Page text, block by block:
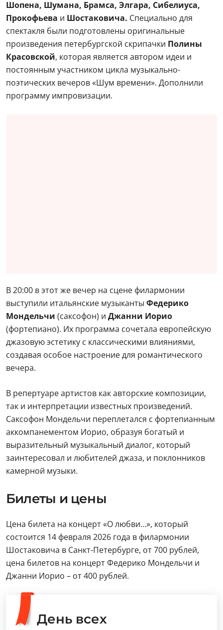
Шопена, Шумана, Брамса, Элгара, Сибелиуса,
Прокофьева и Шостаковича. Специально для
спектакля были подготовлены оригинальные
произведения петербургской скрипачки Полины
Красовской, которая является автором идеи и
постоянным участником цикла музыкально-
поэтических вечеров «Шум времени». Дополнили
программу импровизации.
В 20:00 в этот же вечер на сцене филармонии
выступили итальянские музыканты Федерико
Мондельчи (саксофон) и Джанни Иорио
(фортепиано). Их программа сочетала европейскую
джазовую эстетику с классическими влияниями,
создавая особое настроение для романтического
вечера.
В репертуаре артистов как авторские композиции,
так и интерпретации известных произведений.
Саксофон Мондельчи переплетался с фортепианным
аккомпанементом Иорио, образуя богатый и
выразительный музыкальный диалог, который
заинтересовал и любителей джаза, и поклонников
камерной музыки.
Билеты и цены
Цена билета на концерт «О любви…», который
состоится 14 февраля 2026 года в филармонии
Шостаковича в Санкт-Петербурге, от 700 рублей,
цена билетов на концерт Федерико Мондельчи и
Джанни Иорио – от 400 рублей.
День всех